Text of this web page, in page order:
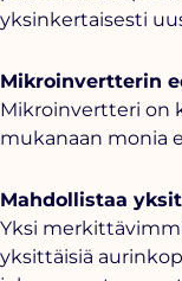
yksinkertaisesti
Mikroinvertterin
Mikroinvertteri on
mukanaan monia
Mahdollistaa
Yksi
yksittäisiä